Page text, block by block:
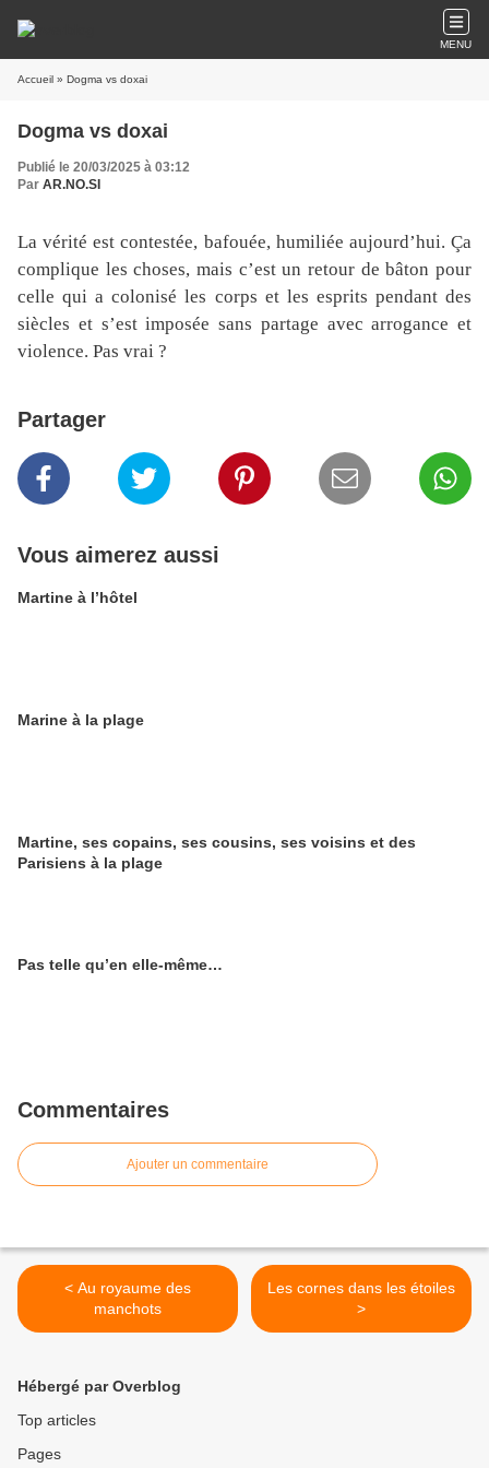
MENU
Accueil » Dogma vs doxai
Dogma vs doxai
Publié le 20/03/2025 à 03:12
Par AR.NO.SI
La vérité est contestée, bafouée, humiliée aujourd’hui. Ça
complique les choses, mais c’est un retour de bâton pour
celle qui a colonisé les corps et les esprits pendant des
siècles et s’est imposée sans partage avec arrogance et
violence. Pas vrai ?
Partager
Vous aimerez aussi
Martine à l’hôtel
Marine à la plage
Martine, ses copains, ses cousins, ses voisins et des
Parisiens à la plage
Pas telle qu’en elle-même…
Commentaires
Ajouter un commentaire
< Au royaume des
manchots
Les cornes dans les étoiles
>
Hébergé par Overblog
Top articles
Pages